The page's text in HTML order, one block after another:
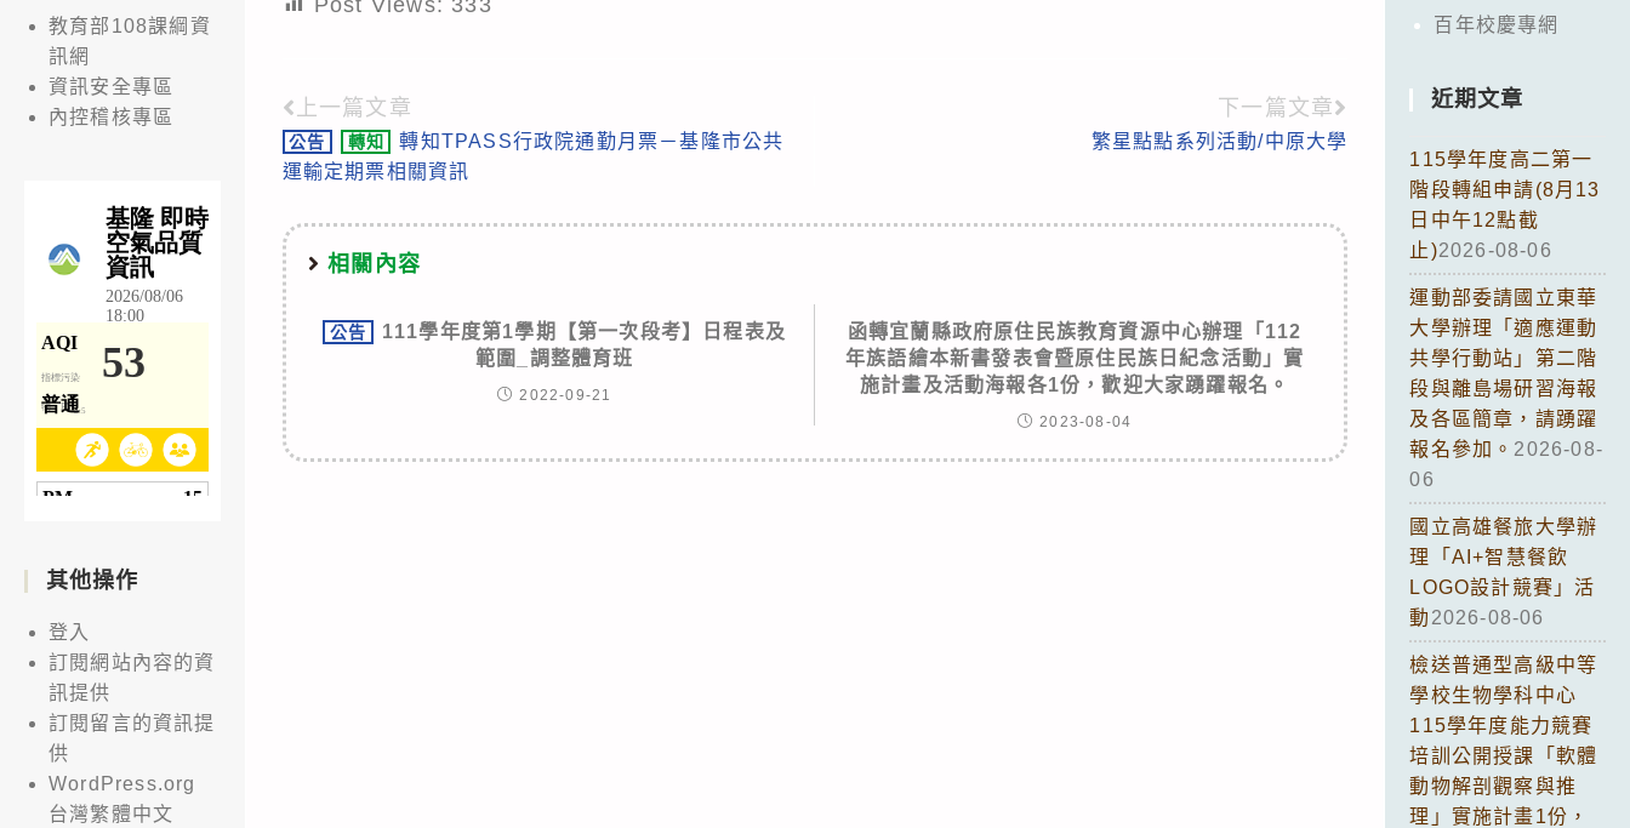
Read
more
上一篇文章
公告 轉知
轉知TPASS行政院通勤月票－基隆市公共
運輸定期票相關資訊
下一篇文章
繁星點點系列活動/中原大學
相關內容
公告
111學年度第1學期【第一次段考】日程表及
範圍_調整體育班
2022-09-21
函轉宜蘭縣政府原住民族教育資源中心辦理「112
年族語繪本新書發表會暨原住民族日紀念活動」實
施計畫及活動海報各1份，歡迎大家踴躍報名。
2023-08-04
教育部108課綱資
訊網
資訊安全專區
內控稽核專區
其他操作
登入
訂閱網站內容的資
訊提供
訂閱留言的資訊提
供
WordPress.org
台灣繁體中文
百年校慶專網
近期文章
115學年度高二第一
階段轉組申請(8月13
日中午12點截
止)2026-08-06
運動部委請國立東華
大學辦理「適應運動
共學行動站」第二階
段與離島場研習海報
及各區簡章，請踴躍
報名參加。 2026-08-
06
國立高雄餐旅大學辦
理「AI+智慧餐飲
LOGO設計競賽」活
動 2026-08-06
檢送普通型高級中等
學校生物學科中心
115學年度能力競賽
培訓公開授課「軟體
動物解剖觀察與推
理」實施計畫1份，